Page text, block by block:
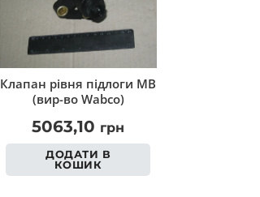
Клапан рівня підлоги MB
(вир-во Wabco)
5063,10 грн
ДОДАТИ В
КОШИК